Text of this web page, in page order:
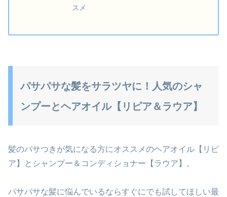
スメ
パサパサな髪をサラツヤに！人気のシャ
ンプーとヘアオイル【リピア＆ラウア】
髪のパサつきが気になる方にオススメのヘアオイル【リピ
ア】とシャンプー＆コンディショナー【ラウア】。
パサパサな髪に悩んでいるならすぐにでも試してほしい最